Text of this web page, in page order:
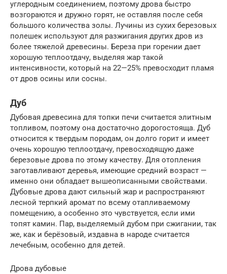
углеродным соединением, поэтому дрова быстро
возгораются и дружно горят, не оставляя после себя
большого количества золы. Лучины из сухих березовых
полешек используют для разжигания других дров из
более тяжелой древесины. Береза при горении дает
хорошую теплоотдачу, выделяя жар такой
интенсивности, который на 22—25% превосходит пламя
от дров осины или сосны.
Дуб
Дубовая древесина для топки печи считается элитным
топливом, поэтому она достаточно дорогостояща. Дуб
относится к твердым породам, он долго горит и имеет
очень хорошую теплоотдачу, превосходящую даже
березовые дрова по этому качеству. Для отопления
заготавливают деревья, имеющие средний возраст —
именно они обладает вышеописанными свойствами.
Дубовые дрова дают сильный жар и распространяют
лесной терпкий аромат по всему отапливаемому
помещению, а особенно это чувствуется, если ими
топят камин. Пар, выделяемый дубом при сжигании, так
же, как и берёзовый, издавна в народе считается
лечебным, особенно для детей.
Дрова дубовые